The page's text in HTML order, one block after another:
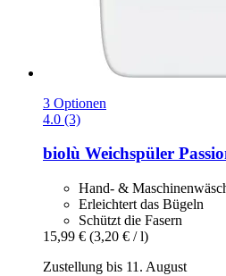
3 Optionen
4.0 (3)
biolù Weichspüler
Hand- &
Erleichtert das Bügeln
Schützt die Fasern
15,99 € (3,20 € / l)
Zustellung bis 11. August